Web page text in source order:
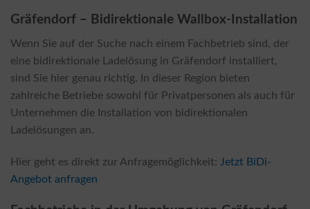
Gräfendorf – Bidirektionale Wallbox-Installation
Wenn Sie auf der Suche nach einem Fachbetrieb sind, der
eine bidirektionale Ladelösung in Gräfendorf installiert,
sind Sie hier genau richtig. In dieser Region bieten
zahlreiche Betriebe sowohl für Privatpersonen als auch für
Unternehmen die Installation von bidirektionalen
Ladelösungen an.
Hier geht es direkt zur Anfragemöglichkeit: Jetzt BiDi-
Angebot anfragen